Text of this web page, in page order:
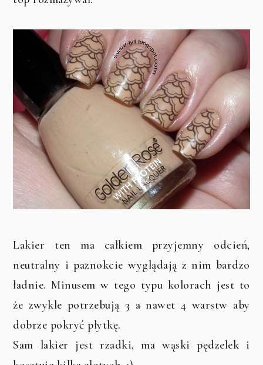
Lakier ten ma całkiem przyjemny odcień,
neutralny i paznokcie wyglądają z nim bardzo
ładnie. Minusem w tego typu kolorach jest to
że zwykle potrzebują 3 a nawet 4 warstw aby
dobrze pokryć płytkę.
Sam lakier jest rzadki, ma wąski pędzelek i